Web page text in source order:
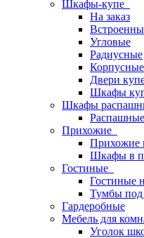
Шкафы-купе
На заказ
Угловые
Радиусные
Корпусные
Двери
Шкафы
Шкафы
Прихожие
Прихожие
Шкафы в
Гостиные
Гостиные
Тумбы
Гардеробные
Мебель для
Уголок